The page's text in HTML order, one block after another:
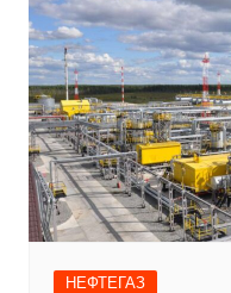
НЕФТЕГАЗ